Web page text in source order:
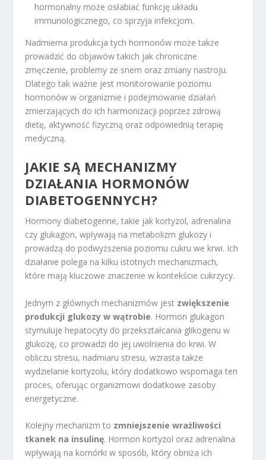
hormonalny może osłabiać funkcję układu
immunologicznego, co sprzyja infekcjom.
Nadmierna produkcja tych hormonów może także
prowadzić do objawów takich jak chroniczne
zmęczenie, problemy ze snem oraz zmiany nastroju.
Dlatego tak ważne jest monitorowanie poziomu
hormonów w organizmie i podejmowanie działań
zmierzających do ich harmonizacji poprzez zdrową
dietę, aktywność fizyczną oraz odpowiednią terapię
medyczną.
JAKIE SĄ MECHANIZMY
DZIAŁANIA HORMONÓW
DIABETOGENNYCH?
Hormony diabetogenne, takie jak kortyzol, adrenalina
czy glukagon, wpływają na metabolizm glukozy i
prowadzą do podwyższenia poziomu cukru we krwi. Ich
działanie polega na kilku istotnych mechanizmach,
które mają kluczowe znaczenie w kontekście cukrzycy.
Jednym z głównych mechanizmów jest zwiększenie
produkcji glukozy w wątrobie. Hormon glukagon
stymuluje hepatocyty do przekształcania glikogenu w
glukozę, co prowadzi do jej uwolnienia do krwi. W
obliczu stresu, nadmiaru stresu, wzrasta także
wydzielanie kortyzolu, który dodatkowo wspomaga ten
proces, oferując organizmowi dodatkowe zasoby
energetyczne.
Kolejny mechanizm to zmniejszenie wrażliwości
tkanek na insulinę. Hormon kortyzol oraz adrenalina
wpływają na komórki w sposób, który obniża ich